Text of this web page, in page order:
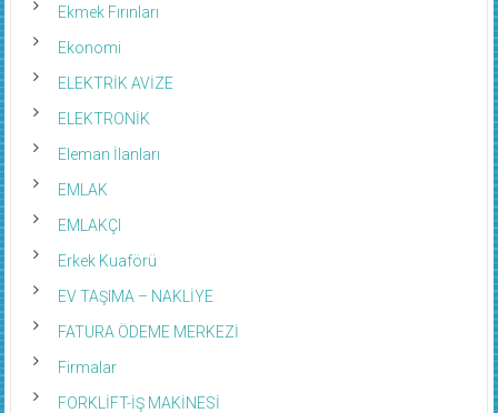
Ekmek Fırınları
Ekonomi
ELEKTRİK AVİZE
ELEKTRONİK
Eleman İlanları
EMLAK
EMLAKÇI
Erkek Kuaförü
EV TAŞIMA – NAKLİYE
FATURA ÖDEME MERKEZİ
Firmalar
FORKLİFT-İŞ MAKİNESİ